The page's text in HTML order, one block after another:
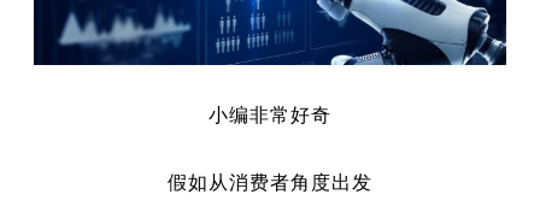
小编非常好奇
假如从消费者角度出发